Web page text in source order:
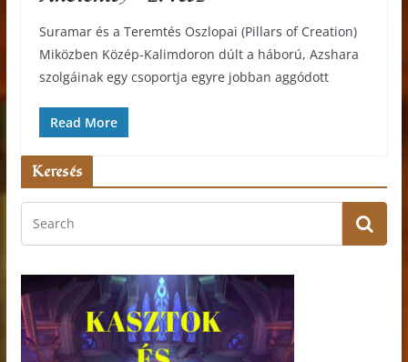
Suramar és a Teremtés Oszlopai (Pillars of Creation)
Miközben Közép-Kalimdoron dúlt a háború, Azshara
szolgáinak egy csoportja egyre jobban aggódott
Read More
Keresés